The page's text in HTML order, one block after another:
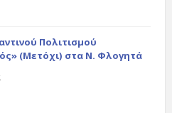
Πολιτισμού
(Μετόχι) στα Ν. Φλογητά